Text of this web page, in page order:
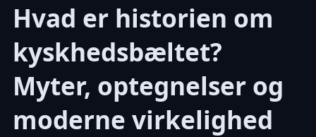
Hvad er historien om
kyskhedsbæltet?
Myter, optegnelser og
moderne virkelighed